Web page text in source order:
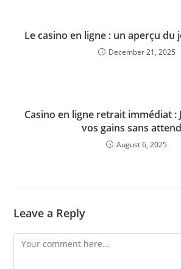
Le casino en ligne : un aperçu
December 21, 2025
Casino en ligne retrait immédiat :
vos gains sans
August 6, 2025
Leave a Reply
Comment